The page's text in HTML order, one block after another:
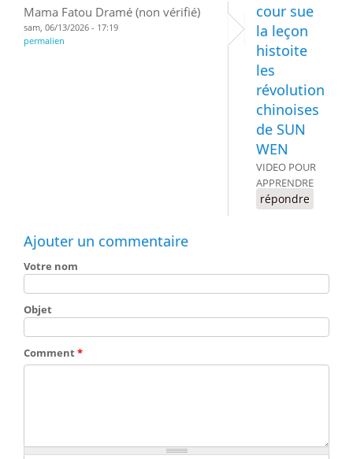
Mama Fatou Dramé (non vérifié)
sam, 06/13/2026 - 17:19
permalien
cour sue
la leçon
histoite
les
révolution
chinoises
de SUN
WEN
VIDEO POUR
APPRENDRE
répondre
Ajouter un commentaire
Votre nom
Objet
Comment*